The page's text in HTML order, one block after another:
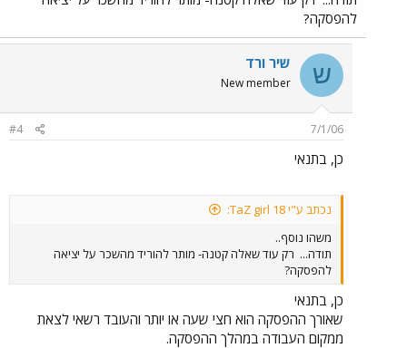
להפסקה?
ש שיר ורד
New member
7/1/06
#4
כן, בתנאי
נכתב ע"י TaZ girl 18:
משהו נוסף..
תודה... רק עוד שאלה קטנה- מותר להוריד מהשכר על יציאה
להפסקה?
כן, בתנאי
שאורך ההפסקה הוא חצי שעה או יותר והעובד רשאי לצאת
ממקום העבודה במהלך ההפסקה.